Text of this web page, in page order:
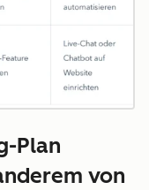
Plan
von